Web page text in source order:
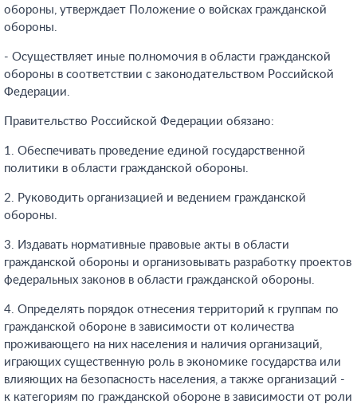
обороны, утверждает Положение о войсках гражданской
обороны.
- Осуществляет иные полномочия в области гражданской
обороны в соответствии с законодательством Российской
Федерации.
Правительство Российской Федерации обязано:
1. Обеспечивать проведение единой государственной
политики в области гражданской обороны.
2. Руководить организацией и ведением гражданской
обороны.
3. Издавать нормативные правовые акты в области
гражданской обороны и организовывать разработку проектов
федеральных законов в области гражданской обороны.
4. Определять порядок отнесения территорий к группам по
гражданской обороне в зависимости от количества
проживающего на них населения и наличия организаций,
играющих существенную роль в экономике государства или
влияющих на безопасность населения, а также организаций -
к категориям по гражданской обороне в зависимости от роли